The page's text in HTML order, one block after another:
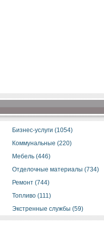
Бизнес-услуги (1054)
Коммунальные (220)
Мебель (446)
Отделочные материалы (734)
Ремонт (744)
Топливо (111)
Экстренные службы (59)